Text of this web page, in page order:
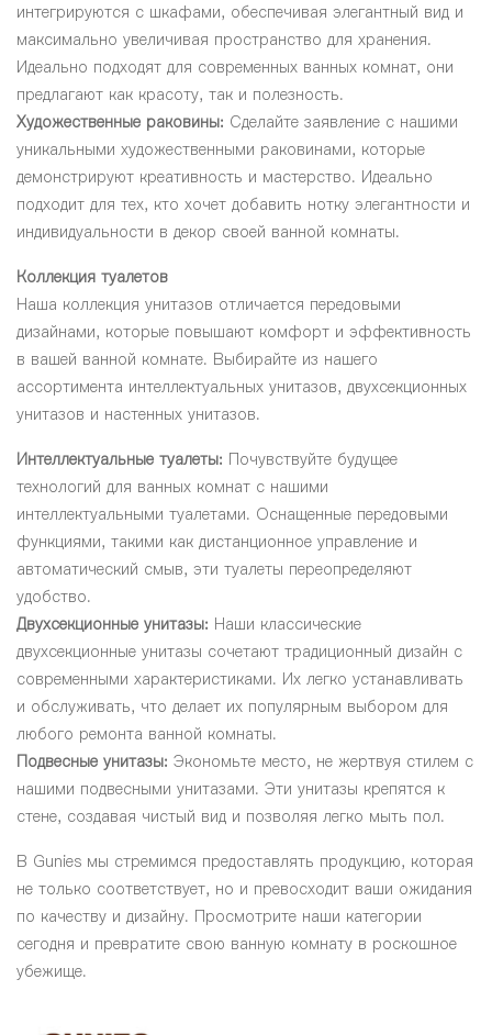
интегрируются с шкафами, обеспечивая элегантный вид и
максимально увеличивая пространство для хранения.
Идеально подходят для современных ванных комнат, они
предлагают как красоту, так и полезность.
Художественные раковины: Сделайте заявление с нашими
уникальными художественными раковинами, которые
демонстрируют креативность и мастерство. Идеально
подходит для тех, кто хочет добавить нотку элегантности и
индивидуальности в декор своей ванной комнаты.
Коллекция туалетов
Наша коллекция унитазов отличается передовыми
дизайнами, которые повышают комфорт и эффективность
в вашей ванной комнате. Выбирайте из нашего
ассортимента интеллектуальных унитазов, двухсекционных
унитазов и настенных унитазов.
Интеллектуальные туалеты: Почувствуйте будущее
технологий для ванных комнат с нашими
интеллектуальными туалетами. Оснащенные передовыми
функциями, такими как дистанционное управление и
автоматический смыв, эти туалеты переопределяют
удобство.
Двухсекционные унитазы: Наши классические
двухсекционные унитазы сочетают традиционный дизайн с
современными характеристиками. Их легко устанавливать
и обслуживать, что делает их популярным выбором для
любого ремонта ванной комнаты.
Подвесные унитазы: Экономьте место, не жертвуя стилем с
нашими подвесными унитазами. Эти унитазы крепятся к
стене, создавая чистый вид и позволяя легко мыть пол.
В Gunies мы стремимся предоставлять продукцию, которая
не только соответствует, но и превосходит ваши ожидания
по качеству и дизайну. Просмотрите наши категории
сегодня и превратите свою ванную комнату в роскошное
убежище.